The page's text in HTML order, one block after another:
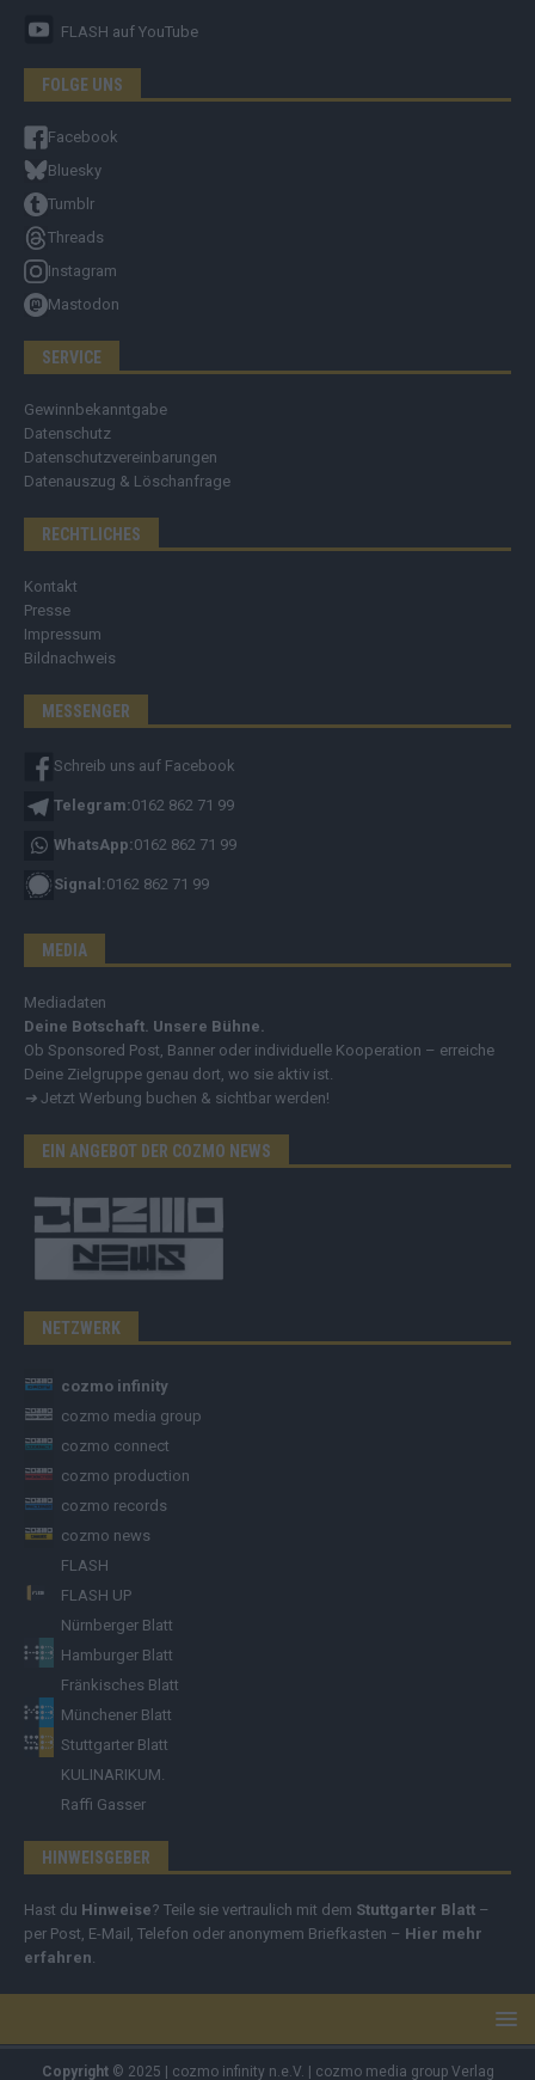
FLASH auf YouTube
FOLGE UNS
Facebook
Bluesky
Tumblr
Threads
Instagram
Mastodon
SERVICE
Gewinnbekanntgabe
Datenschutz
Datenschutzvereinbarungen
Datenauszug & Löschanfrage
RECHTLICHES
Kontakt
Presse
Impressum
Bildnachweis
MESSENGER
Schreib uns auf Facebook
Telegram:0162 862 71 99
WhatsApp:0162 862 71 99
Signal:0162 862 71 99
MEDIA
Mediadaten
Deine Botschaft. Unsere Bühne.
Ob Sponsored Post, Banner oder individuelle Kooperation – erreiche
Deine Zielgruppe genau dort, wo sie aktiv ist.
➔ Jetzt Werbung buchen & sichtbar werden!
EIN ANGEBOT DER COZMO NEWS
NETZWERK
cozmo infinity
cozmo media group
cozmo connect
cozmo production
cozmo records
cozmo news
FLASH
FLASH UP
Nürnberger Blatt
Hamburger Blatt
Fränkisches Blatt
Münchener Blatt
Stuttgarter Blatt
KULINARIKUM.
Raffi Gasser
HINWEISGEBER
Hast du Hinweise? Teile sie vertraulich mit dem Stuttgarter Blatt –
per Post, E-Mail, Telefon oder anonymem Briefkasten – Hier mehr
erfahren.
Copyright© 2025 | cozmo infinity n.e.V. | cozmo media group Verlag